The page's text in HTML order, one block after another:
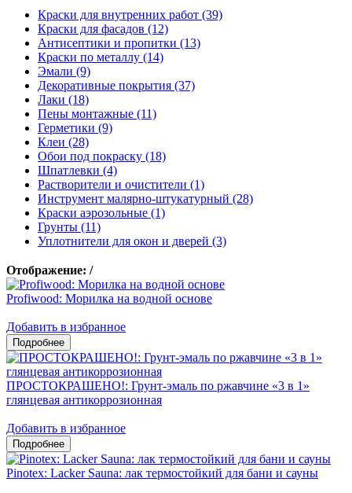
Краски для внутренних работ (39)
Краски для фасадов (12)
Антисептики и пропитки (13)
Краски по металлу (14)
Эмали (9)
Декоративные покрытия (37)
Лаки (18)
Пены монтажные (11)
Герметики (9)
Клеи (28)
Обои под покраску (18)
Шпатлевки (4)
Растворители и очистители (1)
Инструмент малярно-штукатурный (28)
Краски аэрозольные (1)
Грунты (11)
Уплотнители для окон и дверей (3)
Отображение: /
Profiwood: Морилка на водной основе
Добавить в избранное
ПРОСТОКРАШЕНО!: Грунт-эмаль по ржавчине «3 в 1»
глянцевая антикоррозионная
Добавить в избранное
Pinotex: Lacker Sauna: лак термостойкий для бани и сауны